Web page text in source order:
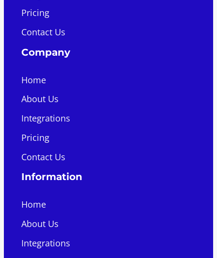
Pricing
Contact Us
Company
Home
About Us
Integrations
Pricing
Contact Us
Information
Home
About Us
Integrations